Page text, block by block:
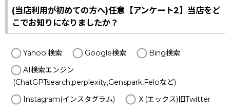
(当店利用が初めての方へ)任意【アンケート2】当店をど
こでお知りになりましたか？
Yahoo!検索 Google検索
Bing検索
AI検索エンジン
(ChatGPTsearch,perplexity,Genspark,Feloなど)
Instagram(インスタグラム)
Ｘ(エックス)旧Twitter